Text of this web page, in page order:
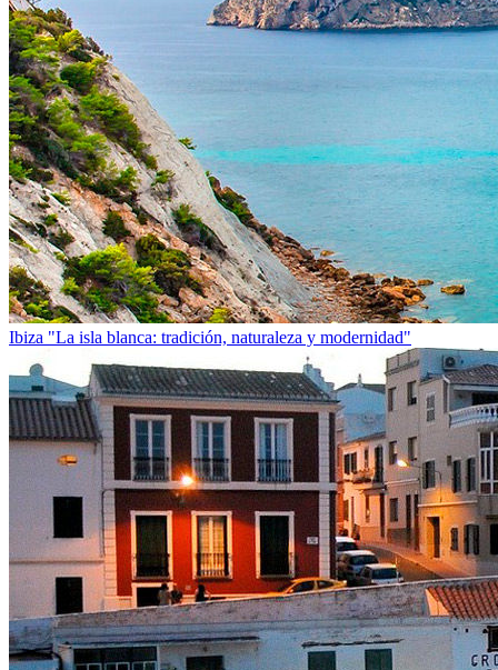
Ibiza "La isla blanca: tradición, naturaleza y modernidad"